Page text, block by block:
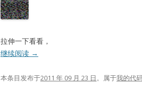
拉伸一下看看，
继续阅读 →
本条目发布于2011 年 09 月 23 日 。属于我的代